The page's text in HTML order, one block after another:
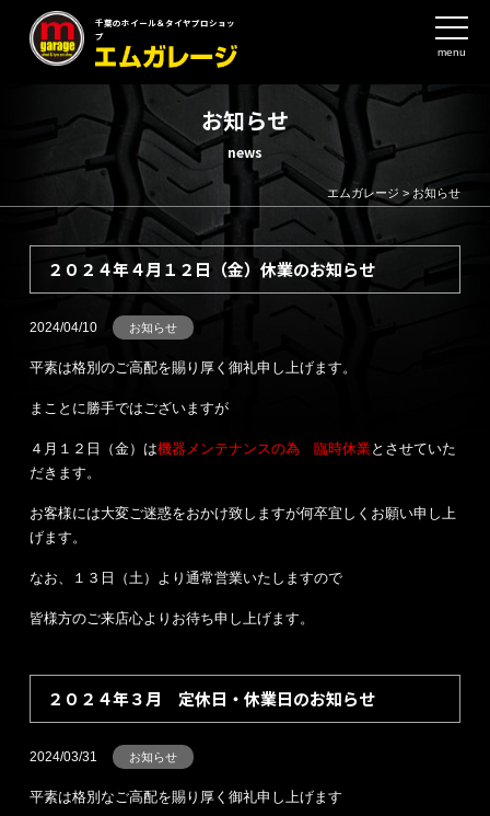
千葉のホイール＆タイヤプロショッ
プ
menu
お知らせ
news
エムガレージ >お知らせ
２０２４年４月１２日（金）休業のお知らせ
2024/04/10 お知らせ
平素は格別のご高配を賜り厚く御礼申し上げます。
まことに勝手ではございますが
４月１２日（金）は機器メンテナンスの為 臨時休業とさせていた
だきます。
お客様には大変ご迷惑をおかけ致しますが何卒宜しくお願い申し上
げます。
なお、１３日（土）より通常営業いたしますので
皆様方のご来店心よりお待ち申し上げます。
２０２４年３月 定休日・休業日のお知らせ
2024/03/31 お知らせ
平素は格別なご高配を賜り厚く御礼申し上げます